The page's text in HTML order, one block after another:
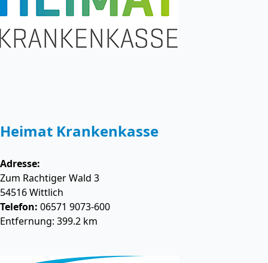
Heimat Krankenkasse
Adresse:
Zum Rachtiger Wald 3
54516Wittlich
Telefon: 06571 9073-600
Entfernung: 399.2 km